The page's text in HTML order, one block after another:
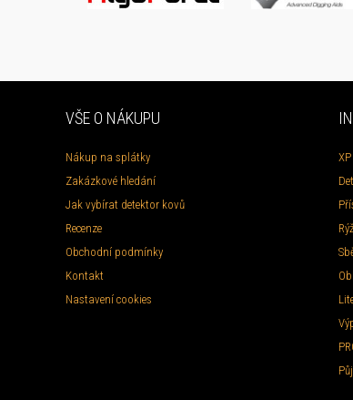
VŠE O NÁKUPU
Nákup na splátky
Zakázkové hledání
Jak vybírat detektor kovů
Recenze
Obchodní podmínky
Kontakt
Nastavení cookies